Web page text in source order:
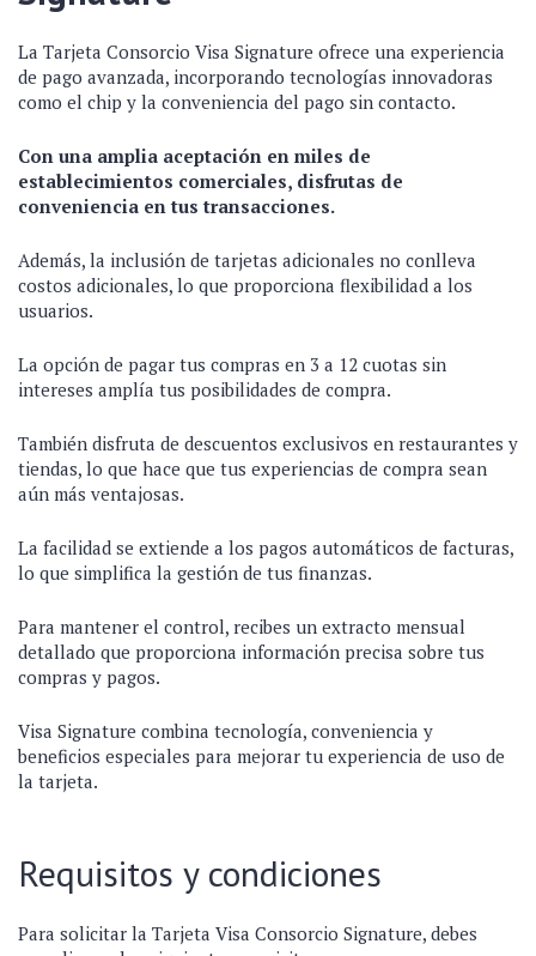
La Tarjeta Consorcio Visa Signature ofrece una experiencia
de pago avanzada, incorporando tecnologías innovadoras
como el chip y la conveniencia del pago sin contacto.
Con una amplia aceptación en miles de
establecimientos comerciales, disfrutas de
conveniencia en tus transacciones.
Además, la inclusión de tarjetas adicionales no conlleva
costos adicionales, lo que proporciona flexibilidad a los
usuarios.
La opción de pagar tus compras en 3 a 12 cuotas sin
intereses amplía tus posibilidades de compra.
También disfruta de descuentos exclusivos en restaurantes y
tiendas, lo que hace que tus experiencias de compra sean
aún más ventajosas.
La facilidad se extiende a los pagos automáticos de facturas,
lo que simplifica la gestión de tus finanzas.
Para mantener el control, recibes un extracto mensual
detallado que proporciona información precisa sobre tus
compras y pagos.
Visa Signature combina tecnología, conveniencia y
beneficios especiales para mejorar tu experiencia de uso de
la tarjeta.
Requisitos y condiciones
Para solicitar la Tarjeta Visa Consorcio Signature, debes